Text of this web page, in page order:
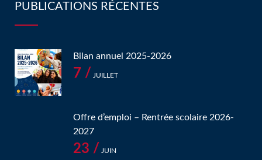
PUBLICATIONS RÉCENTES
Bilan annuel 2025-2026
7 / JUILLET
Offre d’emploi – Rentrée scolaire 2026-
2027
23 / JUIN